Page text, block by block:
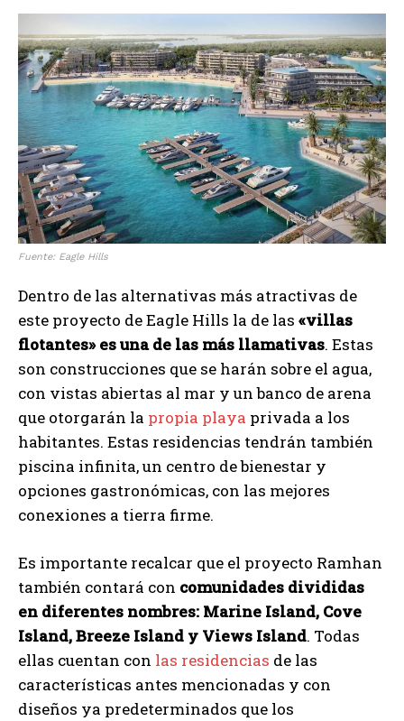
Fuente: Eagle Hills
Dentro de las alternativas más atractivas de
este proyecto de Eagle Hills la de las «villas
flotantes» es una de las más llamativas. Estas
son construcciones que se harán sobre el agua,
con vistas abiertas al mar y un banco de arena
que otorgarán la propia playa privada a los
habitantes. Estas residencias tendrán también
piscina infinita, un centro de bienestar y
opciones gastronómicas, con las mejores
conexiones a tierra firme.
Es importante recalcar que el proyecto Ramhan
también contará con comunidades divididas
en diferentes nombres: Marine Island, Cove
Island, Breeze Island y Views Island. Todas
ellas cuentan con las residencias de las
características antes mencionadas y con
diseños ya predeterminados que los